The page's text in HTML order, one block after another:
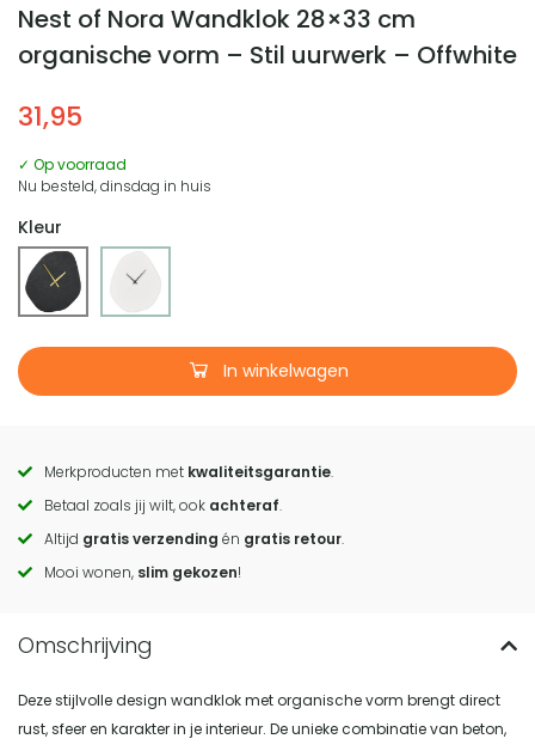
Nest of Nora Wandklok 28×33 cm
organische vorm – Stil uurwerk – Offwhite
31,95
✓ Op voorraad
Nu besteld, dinsdag in huis
Kleur
In winkelwagen
Call
to
actions
Merkproducten met kwaliteitsgarantie.
Betaal zoals jij wilt, ook achteraf.
Altijd gratis verzending én gratis retour.
Mooi wonen, slim gekozen!
Deze stijlvolle design wandklok met organische vorm brengt direct
rust, sfeer en karakter in je interieur. De unieke combinatie van beton,